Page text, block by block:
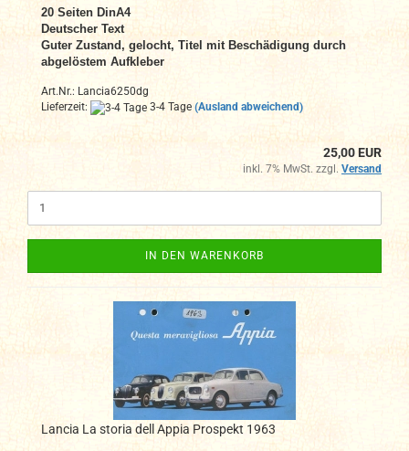
20 Seiten DinA4
Deutscher Text
Guter Zustand, gelocht, Titel mit Beschädigung durch
abgelöstem Aufkleber
Art.Nr.: Lancia6250dg
Lieferzeit:
3-4 Tage (Ausland abweichend)
25,00 EUR
inkl. 7% MwSt. zzgl. Versand
IN DEN WARENKORB
Lancia La storia dell Appia Prospekt 1963